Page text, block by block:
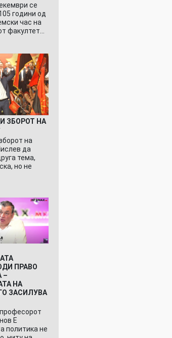
се
години од
час на
факултет…
ЗБОРОТ НА
на
да
тема,
но не
ПРАВО
–
НА
ЗАСИЛУВА
Е
политика не